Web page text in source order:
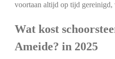
voortaan altijd op tijd
Wat kost
Ameide? in 2025